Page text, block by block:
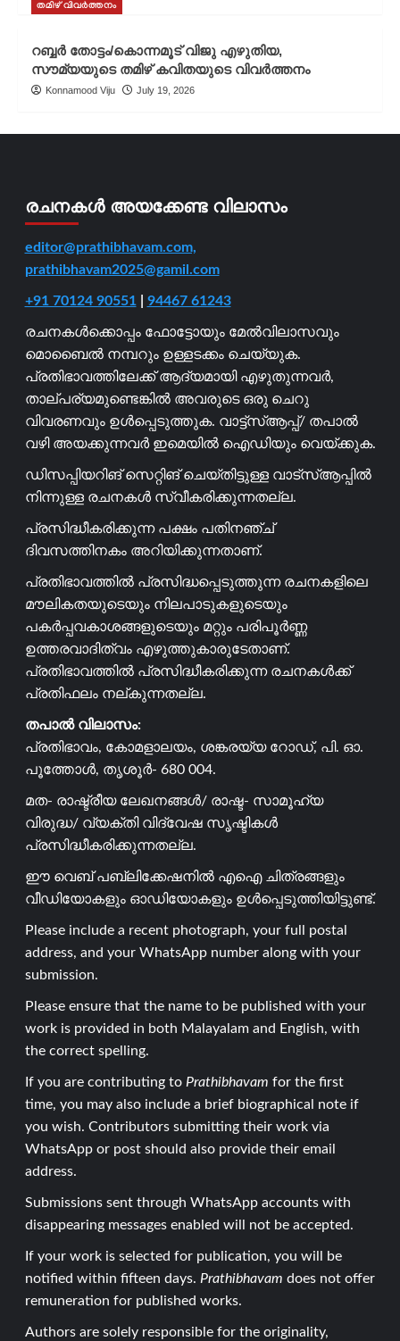
തമിഴ് വിവർത്തനം
റബ്ബർ തോട്ടം/കൊന്നമൂട് വിജു എഴുതിയ,
സൗമ്യയുടെ തമിഴ് കവിതയുടെ വിവർത്തനം
Konnamood Viju July 19, 2026
രചനകൾ അയക്കേണ്ട വിലാസം
editor@prathibhavam.com,
prathibhavam2025@gamil.com
+91 70124 90551| 94467 61243
രചനകൾക്കൊപ്പം ഫോട്ടോയും മേൽവിലാസവും
മൊബൈൽ നമ്പറും ഉള്ളടക്കം ചെയ്യുക.
പ്രതിഭാവത്തിലേക്ക് ആദ്യമായി എഴുതുന്നവർ,
താല്പര്യമുണ്ടെങ്കിൽ അവരുടെ ഒരു ചെറു
വിവരണവും ഉൾപ്പെടുത്തുക. വാട്ട്സ്ആപ്പ്/ തപാൽ
വഴി അയക്കുന്നവർ ഇമെയിൽ ഐഡിയും വെയ്ക്കുക.
ഡിസപ്പിയറിങ് സെറ്റിങ് ചെയ്തിട്ടുള്ള വാട്സ്ആപ്പിൽ
നിന്നുള്ള രചനകൾ സ്വീകരിക്കുന്നതല്ല.
പ്രസിദ്ധീകരിക്കുന്ന പക്ഷം പതിനഞ്ച്
ദിവസത്തിനകം അറിയിക്കുന്നതാണ്.
പ്രതിഭാവത്തിൽ പ്രസിദ്ധപ്പെടുത്തുന്ന രചനകളിലെ
മൗലികതയുടെയും നിലപാടുകളുടെയും
പകർപ്പവകാശങ്ങളുടെയും മറ്റും പരിപൂർണ്ണ
ഉത്തരവാദിത്വം എഴുത്തുകാരുടേതാണ്.
പ്രതിഭാവത്തിൽ പ്രസിദ്ധീകരിക്കുന്ന രചനകൾക്ക്
പ്രതിഫലം നല്കുന്നതല്ല.
തപാൽ വിലാസം:
പ്രതിഭാവം, കോമളാലയം, ശങ്കരയ്യ റോഡ്, പി. ഓ.
പൂത്തോൾ, തൃശൂർ- 680 004.
മത- രാഷ്ട്രീയ ലേഖനങ്ങൾ/ രാഷ്ട- സാമൂഹ്യ
വിരുദ്ധ/ വ്യക്തി വിദ്വേഷ സൃഷ്ടികൾ
പ്രസിദ്ധീകരിക്കുന്നതല്ല.
ഈ വെബ് പബ്ലിക്കേഷനിൽ എഐ ചിത്രങ്ങളും
വീഡിയോകളും ഓഡിയോകളും ഉൾപ്പെടുത്തിയിട്ടുണ്ട്.
Please include a recent photograph, your full postal
address, and your WhatsApp number along with your
submission.
Please ensure that the name to be published with your
work is provided in both Malayalam and English, with
the correct spelling.
If you are contributing to Prathibhavam for the first
time, you may also include a brief biographical note if
you wish. Contributors submitting their work via
WhatsApp or post should also provide their email
address.
Submissions sent through WhatsApp accounts with
disappearing messages enabled will not be accepted.
If your work is selected for publication, you will be
notified within fifteen days. Prathibhavam does not offer
remuneration for published works.
Authors are solely responsible for the originality,